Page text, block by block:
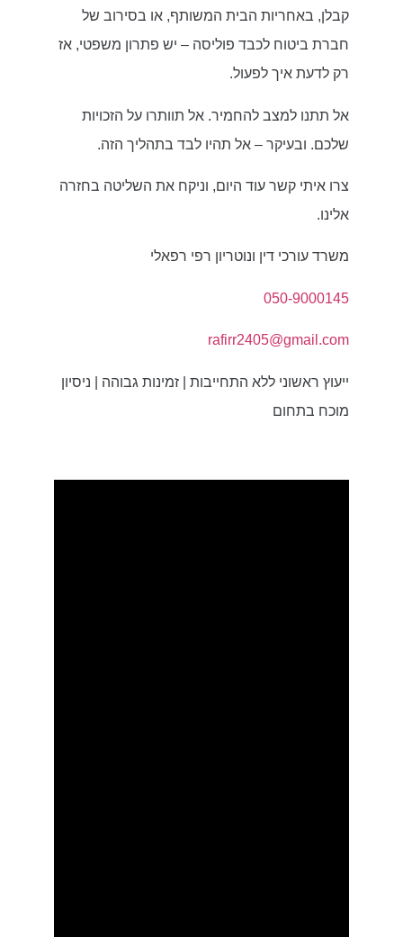
קבלן, באחריות הבית המשותף, או בסירוב של
חברת ביטוח לכבד פוליסה – יש פתרון משפטי, אז
רק לדעת איך לפעול.
אל תתנו למצב להחמיר. אל תוותרו על הזכויות
שלכם. ובעיקר – אל תהיו לבד בתהליך הזה.
צרו איתי קשר עוד היום, וניקח את השליטה בחזרה
אלינו.
משרד עורכי דין ונוטריון רפי רפאלי
050-9000145
rafirr2405@gmail.com
ייעוץ ראשוני ללא התחייבות | זמינות גבוהה | ניסיון
מוכח בתחום